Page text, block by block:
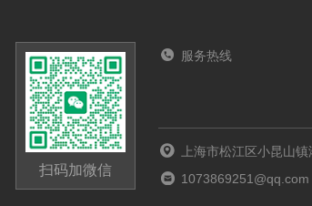
扫码加微信
服务热线
上海市松江区小昆山
1073869251@qq.com